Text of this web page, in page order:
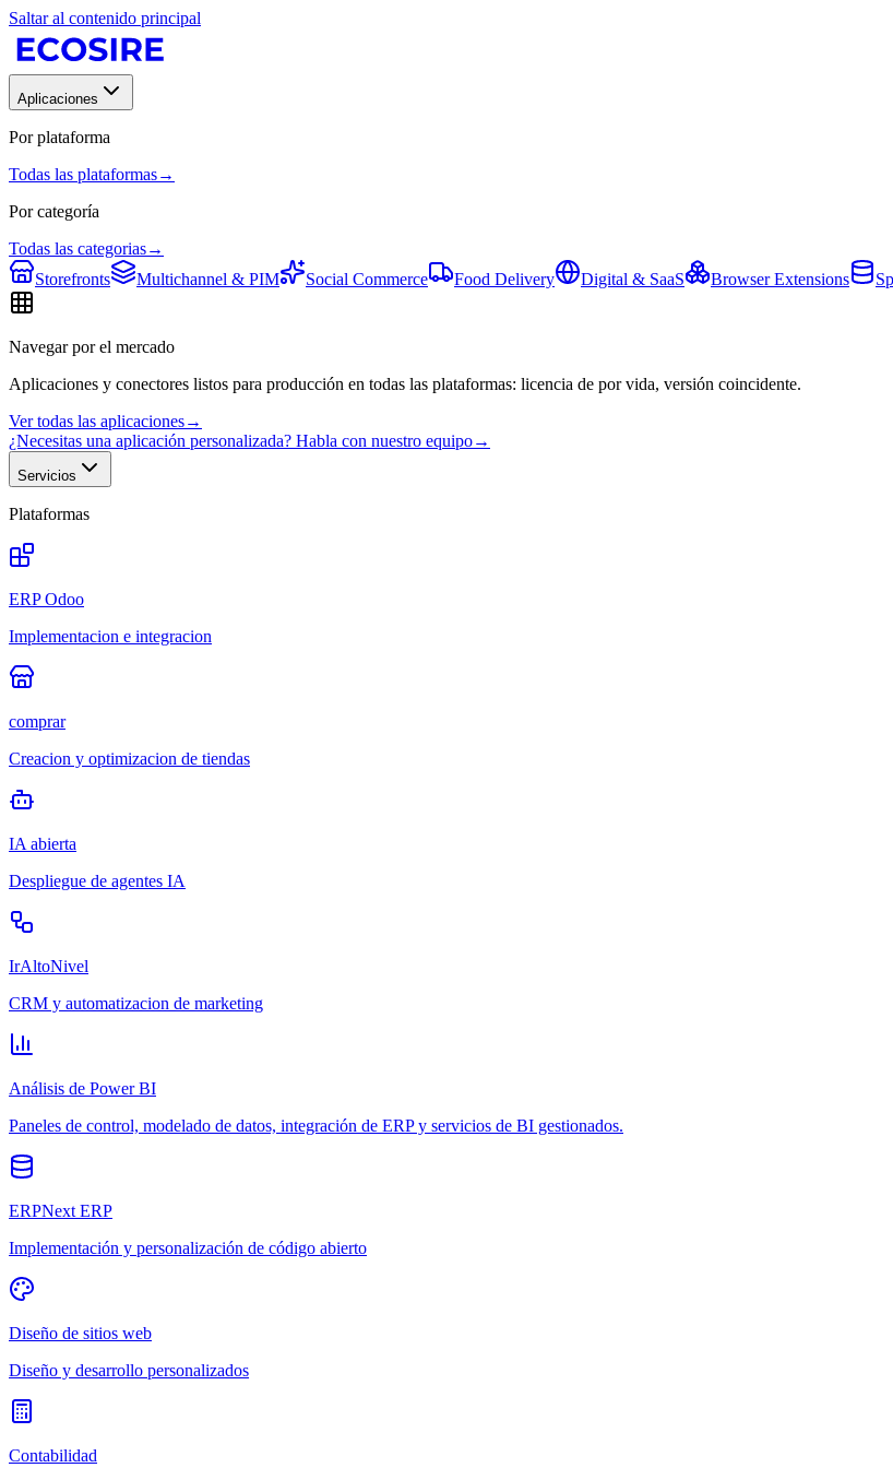
Saltar al contenido principal
Aplicaciones
Por plataforma
Todas las plataformas→
Por categoría
Todas las categorias→
Storefronts
Multichannel & PIM Social Commerce Food Delivery Digital & SaaS Browser Extensions
Navegar por el mercado
Aplicaciones y conectores listos para producción en todas las plataformas: licencia de por vida, versión coincidente.
Ver todas las aplicaciones→
¿Necesitas una aplicación personalizada? Habla con nuestro equipo→
Servicios
Plataformas
ERP Odoo
Implementacion e integracion
comprar
Creacion y optimizacion de tiendas
IA abierta
Despliegue de agentes IA
IrAltoNivel
CRM y automatizacion de marketing
Análisis de Power BI
Paneles de control, modelado de datos, integración de ERP y servicios de BI gestionados.
ERPNext ERP
Implementación y personalización de código abierto
Diseño de sitios web
Diseño y desarrollo personalizados
Contabilidad